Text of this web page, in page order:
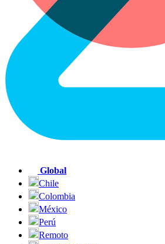
Global
Chile
Colombia
México
Perú
Remoto